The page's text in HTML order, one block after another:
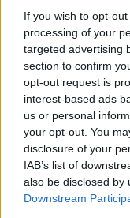
If you wish to opt-
processing of your
targeted advertising
section to confirm
opt-out request is
interest-based ads
us or personal
your opt-out. You
disclosure of your
IAB’s list of
also be disclosed by
Downstream